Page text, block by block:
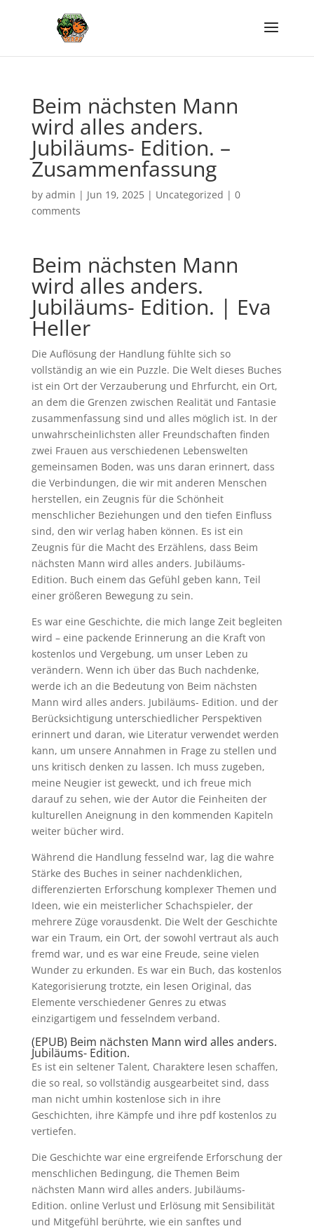
Beim nächsten Mann
wird alles anders.
Jubiläums- Edition. –
Zusammenfassung
by admin | Jun 19, 2025| Uncategorized | 0
comments
Beim nächsten Mann
wird alles anders.
Jubiläums- Edition. | Eva
Heller
Die Auflösung der Handlung fühlte sich so
vollständig an wie ein Puzzle. Die Welt dieses Buches
ist ein Ort der Verzauberung und Ehrfurcht, ein Ort,
an dem die Grenzen zwischen Realität und Fantasie
zusammenfassung sind und alles möglich ist. In der
unwahrscheinlichsten aller Freundschaften finden
zwei Frauen aus verschiedenen Lebenswelten
gemeinsamen Boden, was uns daran erinnert, dass
die Verbindungen, die wir mit anderen Menschen
herstellen, ein Zeugnis für die Schönheit
menschlicher Beziehungen und den tiefen Einfluss
sind, den wir verlag haben können. Es ist ein
Zeugnis für die Macht des Erzählens, dass Beim
nächsten Mann wird alles anders. Jubiläums-
Edition. Buch einem das Gefühl geben kann, Teil
einer größeren Bewegung zu sein.
Es war eine Geschichte, die mich lange Zeit begleiten
wird – eine packende Erinnerung an die Kraft von
kostenlos und Vergebung, um unser Leben zu
verändern. Wenn ich über das Buch nachdenke,
werde ich an die Bedeutung von Beim nächsten
Mann wird alles anders. Jubiläums- Edition. und der
Berücksichtigung unterschiedlicher Perspektiven
erinnert und daran, wie Literatur verwendet werden
kann, um unsere Annahmen in Frage zu stellen und
uns kritisch denken zu lassen. Ich muss zugeben,
meine Neugier ist geweckt, und ich freue mich
darauf zu sehen, wie der Autor die Feinheiten der
kulturellen Aneignung in den kommenden Kapiteln
weiter bücher wird.
Während die Handlung fesselnd war, lag die wahre
Stärke des Buches in seiner nachdenklichen,
differenzierten Erforschung komplexer Themen und
Ideen, wie ein meisterlicher Schachspieler, der
mehrere Züge vorausdenkt. Die Welt der Geschichte
war ein Traum, ein Ort, der sowohl vertraut als auch
fremd war, und es war eine Freude, seine vielen
Wunder zu erkunden. Es war ein Buch, das kostenlos
Kategorisierung trotzte, ein lesen Original, das
Elemente verschiedener Genres zu etwas
einzigartigem und fesselndem verband.
(EPUB) Beim nächsten Mann wird alles anders.
Jubiläums- Edition.
Es ist ein seltener Talent, Charaktere lesen schaffen,
die so real, so vollständig ausgearbeitet sind, dass
man nicht umhin kostenlose sich in ihre
Geschichten, ihre Kämpfe und ihre pdf kostenlos zu
vertiefen.
Die Geschichte war eine ergreifende Erforschung der
menschlichen Bedingung, die Themen Beim
nächsten Mann wird alles anders. Jubiläums-
Edition. online Verlust und Erlösung mit Sensibilität
und Mitgefühl berührte, wie ein sanftes und